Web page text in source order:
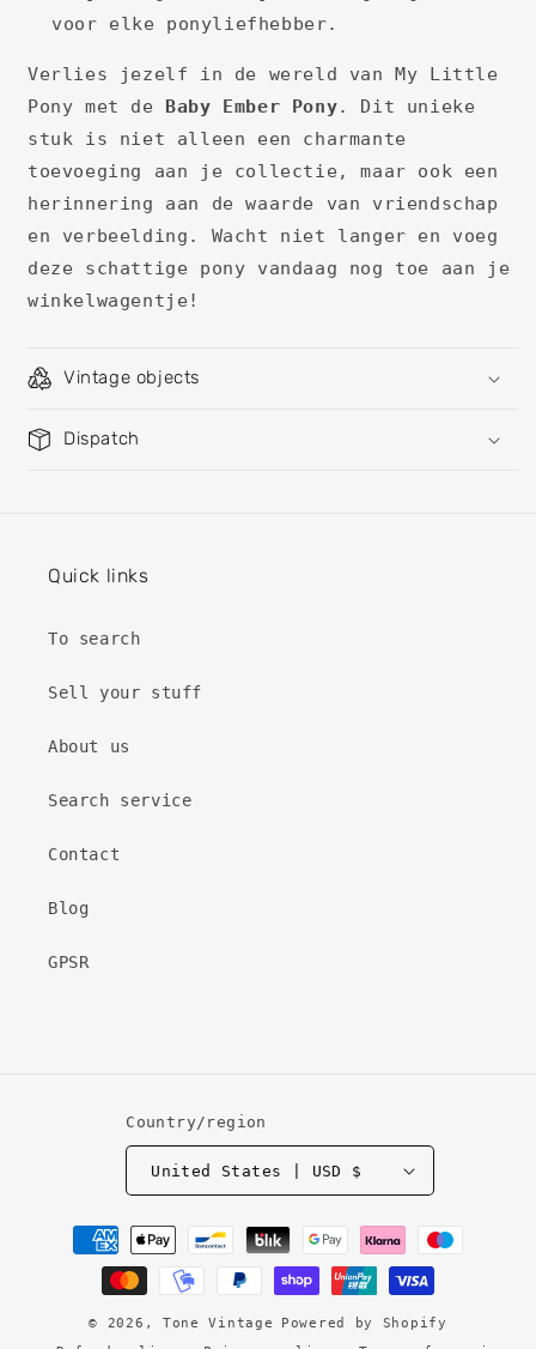
voor elke ponyliefhebber.
Verlies jezelf in de wereld van My Little
Pony met de
Baby Ember Pony. Dit unieke
stuk is niet alleen een charmante
toevoeging aan je collectie, maar ook een
herinnering aan de waarde van vriendschap
en verbeelding. Wacht niet langer en voeg
deze schattige pony vandaag nog toe aan je
winkelwagentje!
Vintage objects
Dispatch
Quick links
To search
Sell ​​your stuff
About us
Search service
Contact
Blog
GPSR
Country/region
United States | USD $
Payment
methods
© 2026, Tone Vintage
Powered by Shopify